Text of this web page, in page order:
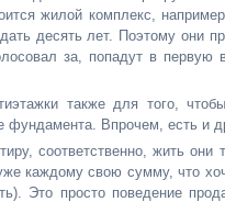
жилой комплекс,
десять лет. Поэтому они
за, попадут в
также для того,
Впрочем, есть и
соответственно, жить
каждому свою сумму, что
Это просто поведение